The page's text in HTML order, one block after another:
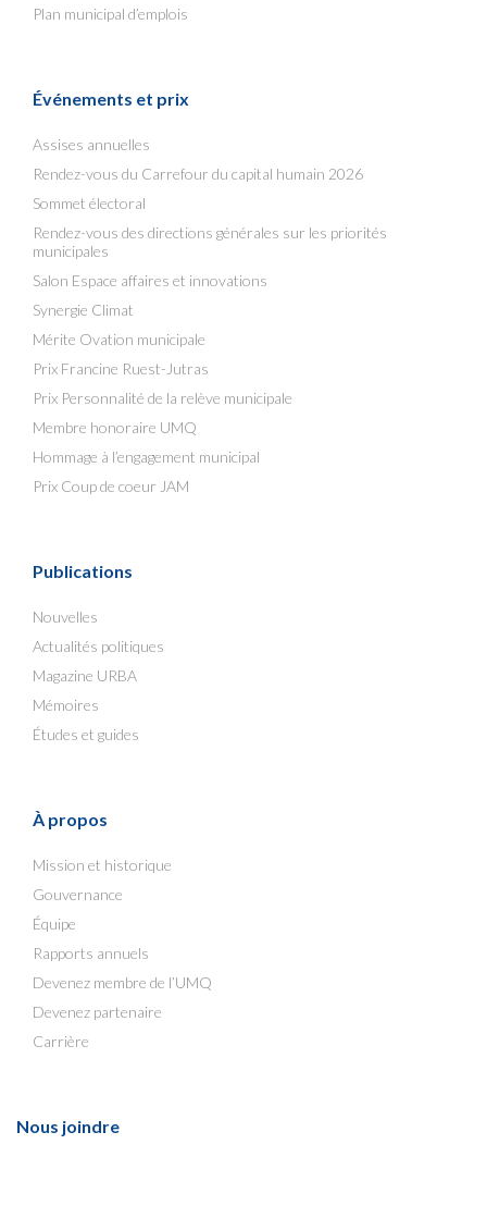
Plan municipal d’emplois
Événements et prix
Assises annuelles
Rendez-vous du Carrefour du capital humain 2026
Sommet électoral
Rendez-vous des directions générales sur les priorités
municipales
Salon Espace affaires et innovations
Synergie Climat
Mérite Ovation municipale
Prix Francine Ruest-Jutras
Prix Personnalité de la relève municipale
Membre honoraire UMQ
Hommage à l’engagement municipal
Prix Coup de coeur JAM
Publications
Nouvelles
Actualités politiques
Magazine URBA
Mémoires
Études et guides
À propos
Mission et historique
Gouvernance
Équipe
Rapports annuels
Devenez membre de l’UMQ
Devenez partenaire
Carrière
Nous joindre